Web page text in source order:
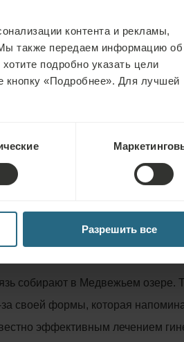
контента и рекламы,
также передаем информацию об
подробно указать цели
кнопку «Подробнее». Для лучшей
Разрешить все
содержание соли придает
свойства
функций и
терапии.
собирают в Медвежьем озере.
за своей формы, которая
эффективным лечением